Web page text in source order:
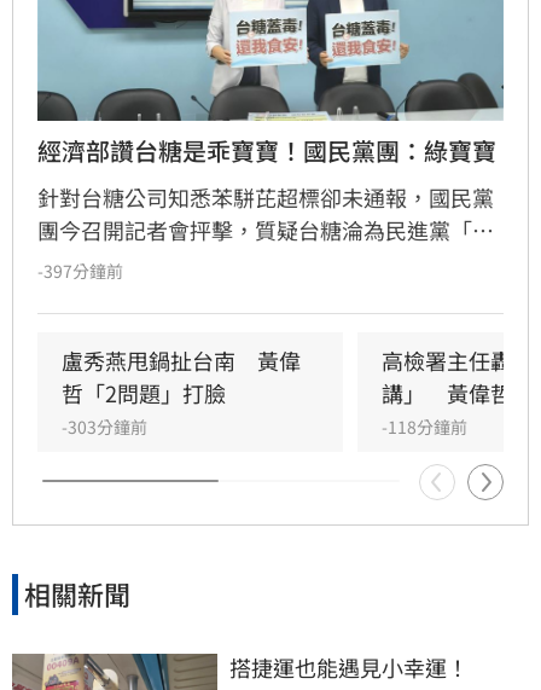
經濟部讚台糖是乖寶寶！國民黨團：綠寶寶
針對台糖公司知悉苯駢芘超標卻未通報，國民黨
團今召開記者會抨擊，質疑台糖淪為民進黨「酬
庸後花園」。
-397分鐘前
盧秀燕甩鍋扯台南　黃偉
哲「2問題」打臉
-303分鐘前
高檢署主任轟
講」　黃偉哲反
-118分鐘前
相關新聞
搭捷運也能遇見小幸運！